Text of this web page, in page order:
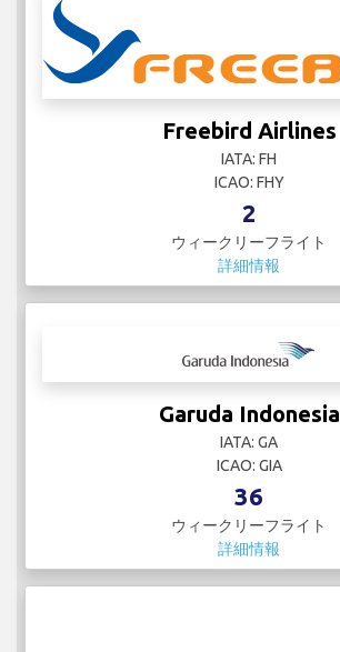
Freebird Airlines
IATA: FH
ICAO: FHY
2
ウィークリーフライト
詳細情報
Garuda Indonesia
IATA: GA
ICAO: GIA
36
ウィークリーフライト
詳細情報